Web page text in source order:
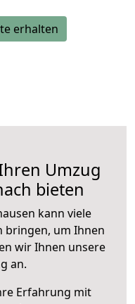
erhalten
Umzug
bieten
kann viele
bringen, um Ihnen
wir Ihnen unsere
an.
Erfahrung mit